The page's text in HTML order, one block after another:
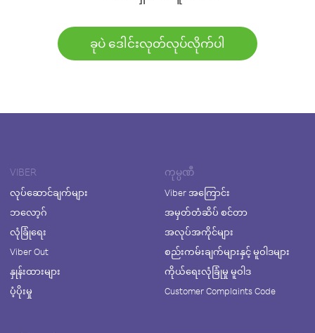
ခုပဲ ဒေါင်းလုတ်လုပ်လိုက်ပါ
VIBER
လုပ်ဆောင်ချက်များ
ဘလော့ဂ်
လုံခြုံရေး
Viber Out
နှုန်းထားများ
ပံ့ပိုးမှု
ကုမ္ပဏီ
Viber အကြောင်း
အမှတ်တံဆိပ် စင်တာ
အလုပ်အကိုင်များ
စည်းကမ်းချက်များနှင့် မူဝါဒများ
ကိုယ်ရေးလုံခြုံမှု မူဝါဒ
Customer Complaints Code